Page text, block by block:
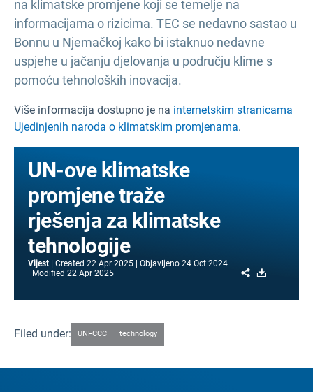
na klimatske promjene koji se temelje na
informacijama o rizicima. TEC se nedavno sastao u
Bonnu u Njemačkoj kako bi istaknuo nedavne
uspjehe u jačanju djelovanja u području klime s
pomoću tehnoloških inovacija.
Više informacija dostupno je na internetskim stranicama
Ujedinjenih naroda o klimatskim promjenama.
UN-ove klimatske
promjene traže
rješenja za klimatske
tehnologije
Vijest Created 22 Apr 2025 Objavljeno 24 Oct 2024
Modified 22 Apr 2025 Share
Filed under: UNFCCC technology